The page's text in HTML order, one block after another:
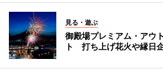
見る・遊ぶ
御殿場プレミアム・アウ
ト 打ち上げ花火や縁日